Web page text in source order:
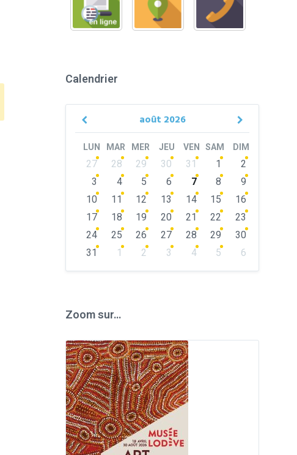
Calendrier
août 2026
Previous
Next
LUN MAR MER JEU VEN SAM DIM
Skip
calendar
days
27 28 29 30 31 1
2
3
4 5 6 7 8
9
10
11 12 13 14 15
16
17
18 19 20 21 22
23
24
25 26 27 28 29
30
31
1 2 3 4 5
6
Zoom sur…